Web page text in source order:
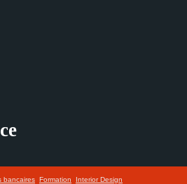
bancaires Formation Interior Design